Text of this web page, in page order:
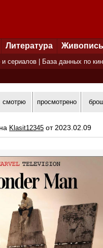
Литература Живопись
и сериалов База данных по
смотрю просмотрено
Klasit12345 от 2023.02.09